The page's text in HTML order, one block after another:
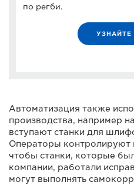
по регби.
Автоматизация также
производства, например
вступают станки для
Операторы контролируют
чтобы станки, которые
компании, работали
могут выполнять